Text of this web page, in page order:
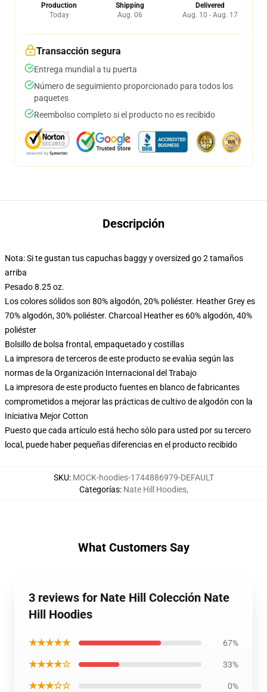
Production
Today
Shipping
Aug. 06
Delivered
Aug. 10 - Aug. 17
Transacción segura
Entrega mundial a tu puerta
Número de seguimiento proporcionado para todos los
paquetes
Reembolso completo si el producto no es recibido
Descripción
Nota: Si te gustan tus capuchas baggy y oversized go 2 tamaños
arriba
Pesado 8.25 oz.
Los colores sólidos son 80% algodón, 20% poliéster. Heather Grey es
70% algodón, 30% poliéster. Charcoal Heather es 60% algodón, 40%
poliéster
Bolsillo de bolsa frontal, empaquetado y costillas
La impresora de terceros de este producto se evalúa según las
normas de la Organización Internacional del Trabajo
La impresora de este producto fuentes en blanco de fabricantes
comprometidos a mejorar las prácticas de cultivo de algodón con la
Iniciativa Mejor Cotton
Puesto que cada artículo está hecho sólo para usted por su tercero
local, puede haber pequeñas diferencias en el producto recibido
SKU: MOCK-hoodies-1744886979-DEFAULT
Categorías: Nate Hill Hoodies,
What Customers Say
3 reviews for Nate Hill Colección Nate
Hill Hoodies
★★★★★ 67%
★★★★☆ 33%
★★★☆☆ 0%